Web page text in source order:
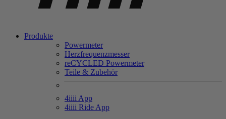
Produkte
Powermeter
Herzfrequenzmesser
reCYCLED Powermeter
Teile & Zubehör
4iiii App
4iiii Ride App